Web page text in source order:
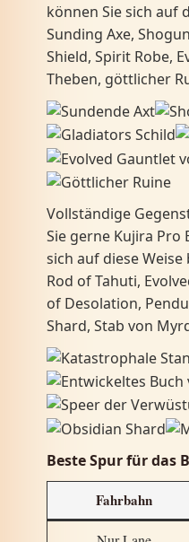
können Sie sich auf
Sunding Axe,
Shield, Spirit Robe,
Theben, göttlicher
Vollständige
Sie gerne Kujira Pro
sich auf diese
Rod of Tahuti,
of Desolation,
Shard, Stab von
Beste Spur für das
Fahrbahn